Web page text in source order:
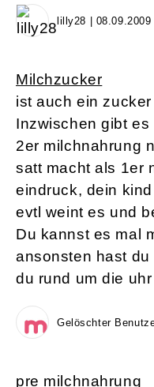
lilly28 | 08.09.2009
Milchzucker
ist auch ein
Inzwischen gibt
2er milchnahrung
satt macht als 1er
eindruck, dein
evtl weint es und
Du kannst es mal
ansonsten hast
du rund um die
Gelöschter
pre milchnahrung